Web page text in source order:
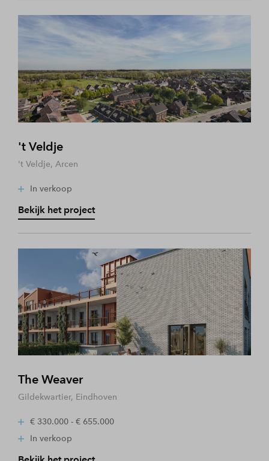
't Veldje
't Veldje, Arcen
In verkoop
Bekijk het project
The Weaver
Gildekwartier, Eindhoven
€ 330.000 - € 655.000
In verkoop